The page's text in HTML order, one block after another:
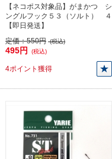
【ネコポス対象品】がまかつ シ
ングルフック５３（ソルト） ４
【即日発送】
定価：550円 (税込)
495円 (税込)
4ポイント獲得